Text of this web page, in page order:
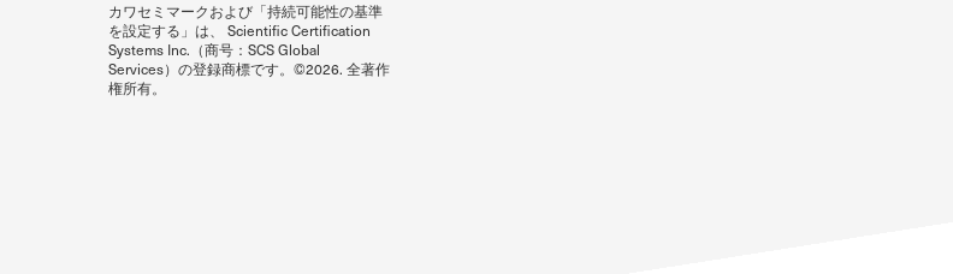
カワセミマークおよび「持続可能性の基準
を設定する」は、 Scientific Certification
Systems Inc.（商号：SCS Global
Services）の登録商標です。©2026. 全著作
権所有。